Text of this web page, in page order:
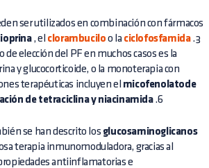
ser utilizados en combinación con fármacos
, el clorambucilo o la ciclofosfamida.3
elección del PF en muchos casos es la
y glucocorticoide, o la monoterapia con
terapéuticas incluyen el micofenolatode
de tetraciclina y niacinamida.6
se han descrito los glucosaminoglicanos
terapia inmunomoduladora, gracias al
antiinflamatorias e